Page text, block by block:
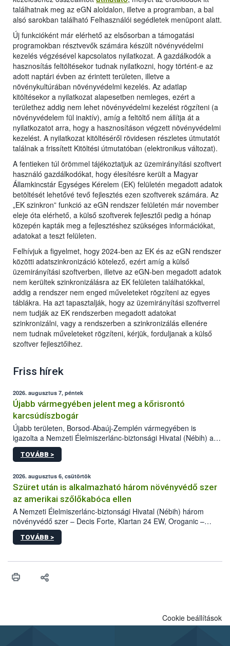
találhatnak meg az eGN aloldalon, illetve a programban, a bal
alsó sarokban található Felhasználói segédletek menüpont alatt.
Új funkcióként már elérhető az elsősorban a támogatási
programokban résztvevők számára készült növényvédelmi
kezelés végzésével kapcsolatos nyilatkozat. A gazdálkodók a
hasznosítás feltöltésekor tudnak nyilatkozni, hogy történt-e az
adott naptári évben az érintett területen, illetve a
növénykultúrában növényvédelmi kezelés. Az adatlap
kitöltésekor a nyilatkozat alapesetben nemleges, ezért a
területhez addig nem lehet növényvédelmi kezelést rögzíteni (a
növényvédelem fül inaktív), amíg a feltöltő nem állítja át a
nyilatkozatot arra, hogy a hasznosításon végzett növényvédelmi
kezelést. A nyilatkozat kitöltéséről rövidesen részletes útmutatót
találnak a frissített Kitöltési útmutatóban (elektronikus változat).
A fentieken túl örömmel tájékoztatjuk az üzemirányítási szoftvert
használó gazdálkodókat, hogy élesítésre került a Magyar
Államkincstár Egységes Kérelem (EK) felületén megadott adatok
betöltését lehetővé tevő fejlesztés ezen szoftverek számára. Az
„EK szinkron” funkció az eGN rendszer felületén már november
eleje óta elérhető, a külső szoftverek fejlesztői pedig a hónap
közepén kapták meg a fejlesztéshez szükséges információkat,
adatokat a teszt felületen.
Felhívjuk a figyelmet, hogy 2024-ben az EK és az eGN rendszer
közötti adatszinkronizáció kötelező, ezért amíg a külső
üzemirányítási szoftverben, illetve az eGN-ben megadott adatok
nem kerültek szinkronizálásra az EK felületen találhatókkal,
addig a rendszer nem enged műveleteket rögzíteni az egyes
táblákra. Ha azt tapasztalják, hogy az üzemirányítási szoftverrel
nem tudják az EK rendszerben megadott adatokat
szinkronizálni, vagy a rendszerben a szinkronizálás ellenére
nem tudnak műveleteket rögzíteni, kérjük, forduljanak a külső
szoftver fejlesztőihez.
Friss hírek
2026. augusztus 7, péntek
Újabb vármegyében jelent meg a kőrisrontó
karcsúdíszbogár
Újabb területen, Borsod-Abaúj-Zemplén vármegyében is
igazolta a Nemzeti Élelmiszerlánc-biztonsági Hivatal (Nébih) a
kőrisrontó karcsúdíszbogár (Agrilus planipennis) jelenlétét. A
kártevőt nem csak színcsapdában találták meg, de már fertőzött
az intenzív felderítést, emellett az intézkedéseket a szlovák
hatósággal is összehangolják a terjedés megállítása érdekében.
TOVÁBB >
2026. augusztus 6, csütörtök
Szüret után is alkalmazható három növényvédő szer
az amerikai szőlőkabóca ellen
A Nemzeti Élelmiszerlánc-biztonsági Hivatal (Nébih) három
növényvédő szer – Decis Forte, Klartan 24 EW, Oroganic –
engedélyokiratát módosította, így azok a szüretet követően,
egészen a vesszőérettség (BBCH 91) stádiumáig
érésű szőlőkben is legyen lehetőség a károsító elleni további
felhasználók számára is elérhető és ökológiai termesztésben is
TOVÁBB >
Cookie beállítások